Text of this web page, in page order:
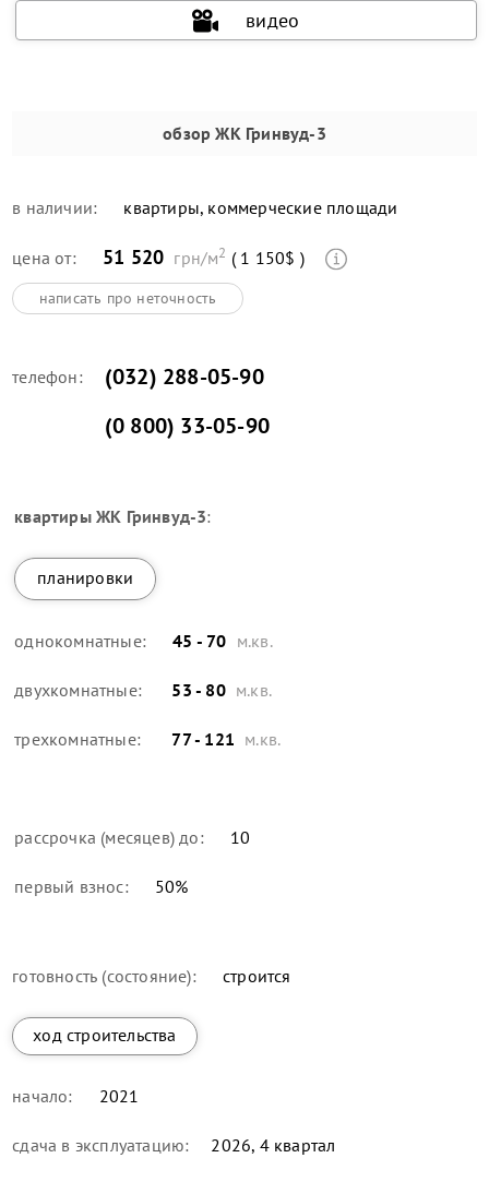
видео
обзор ЖК Гринвуд-3
в наличии: квартиры, коммерческие площади
цена от: 51 520 грн/м2 ( 1 150$ )
написать про неточность
телефон:
(032) 288-05-90
(0 800) 33-05-90
квартирыЖК Гринвуд-3:
планировки
однокомнатные: 45 - 70 м.кв.
двухкомнатные: 53 - 80 м.кв.
трехкомнатные: 77 - 121 м.кв.
рассрочка (месяцев) до: 10
первый взнос: 50%
готовность (состояние): строится
ход строительства
начало: 2021
сдача в эксплуатацию: 2026, 4 квартал